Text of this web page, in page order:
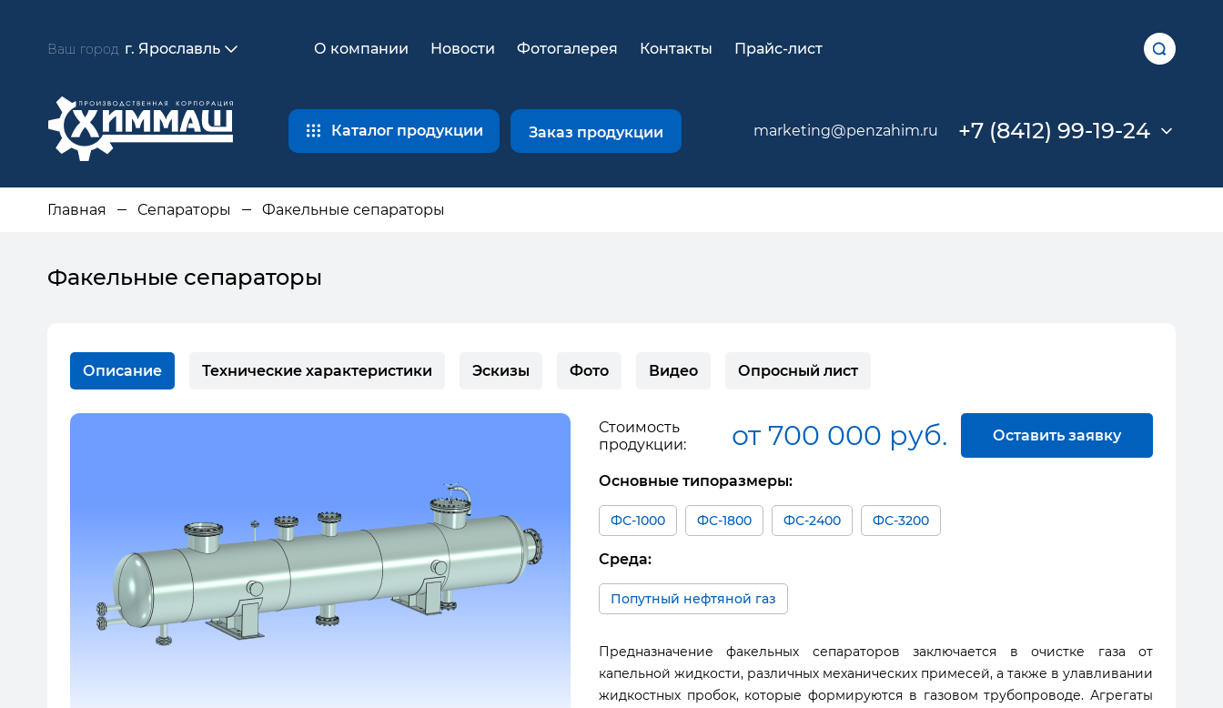
Ваш город г. Ярославль О компании Новости Фотогалерея Контакты Прайс-лист
Каталог продукции Заказ продукции marketing@penzahim.ru +7 (8412) 99-19-24
Главная Сепараторы Факельные сепараторы
Факельные сепараторы
Описание Технические характеристики Эскизы Фото Видео Опросный лист
Стоимость
продукции:
от 700 000 руб. Оставить заявку
Основные типоразмеры:
ФС-1000 ФС-1800 ФС-2400 ФС-3200
Среда:
Попутный нефтяной газ
Предназначение факельных сепараторов заключается в очистке газа от
капельной жидкости, различных механических примесей, а также в улавливании
жидкостных пробок, которые формируются в газовом трубопроводе. Агрегаты